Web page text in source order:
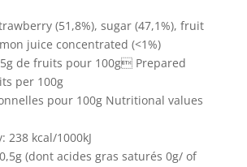
(51,8%), sugar (47,1%), fruit
juice concentrated (<1%)
de fruits pour 100g Prepared
per 100g
pour 100g Nutritional values
238 kcal/1000kJ
(dont acides gras saturés 0g/ of